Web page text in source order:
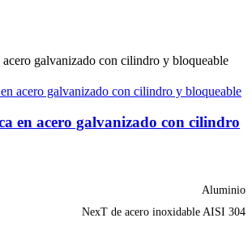
acero galvanizado con cilindro y bloqueable
en acero galvanizado con cilindro
Aluminio
NexT de acero inoxidable AISI 304